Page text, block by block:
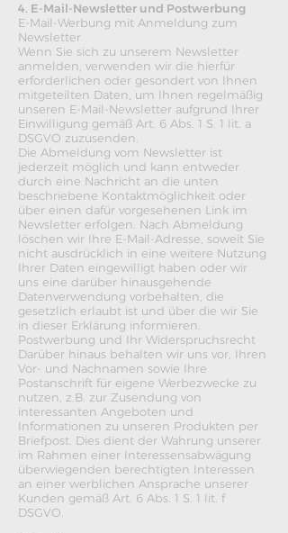
4. E-Mail-Newsletter und Postwerbung
E-Mail-Werbung mit Anmeldung zum
Newsletter
Wenn Sie sich zu unserem Newsletter
anmelden, verwenden wir die hierfür
erforderlichen oder gesondert von Ihnen
mitgeteilten Daten, um Ihnen regelmäßig
unseren E-Mail-Newsletter aufgrund Ihrer
Einwilligung gemäß Art. 6 Abs. 1 S. 1 lit. a
DSGVO zuzusenden.
Die Abmeldung vom Newsletter ist
jederzeit möglich und kann entweder
durch eine Nachricht an die unten
beschriebene Kontaktmöglichkeit oder
über einen dafür vorgesehenen Link im
Newsletter erfolgen. Nach Abmeldung
löschen wir Ihre E-Mail-Adresse, soweit Sie
nicht ausdrücklich in eine weitere Nutzung
Ihrer Daten eingewilligt haben oder wir
uns eine darüber hinausgehende
Datenverwendung vorbehalten, die
gesetzlich erlaubt ist und über die wir Sie
in dieser Erklärung informieren.
Postwerbung und Ihr Widerspruchsrecht
Darüber hinaus behalten wir uns vor, Ihren
Vor- und Nachnamen sowie Ihre
Postanschrift für eigene Werbezwecke zu
nutzen, z.B. zur Zusendung von
interessanten Angeboten und
Informationen zu unseren Produkten per
Briefpost. Dies dient der Wahrung unserer
im Rahmen einer Interessensabwägung
überwiegenden berechtigten Interessen
an einer werblichen Ansprache unserer
Kunden gemäß Art. 6 Abs. 1 S. 1 lit. f
DSGVO.